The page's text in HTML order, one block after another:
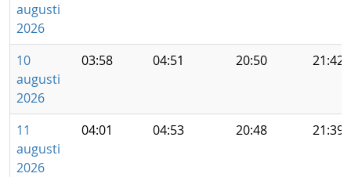
augusti
2026
10
augusti
2026
03:58 04:51 20:50 21:42
11
augusti
2026
04:01 04:53 20:48 21:39